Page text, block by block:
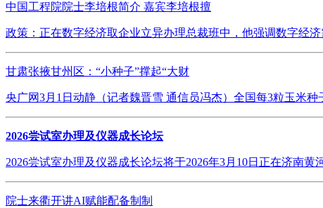
中国工程院院士李培根简介 嘉宾李培根擅
政策：正在数字经济取企业立异办理总裁班中，他强调数字经
甘肃张掖甘州区：“小种子”撑起“大财
央广网3月1日动静（记者魏晋雪 通信员冯杰）全国每3粒玉米
2026尝试室办理及仪器成长论坛
2026尝试室办理及仪器成长论坛将于2026年3月10日正在济南
院士来衢开讲AI赋能配备制制